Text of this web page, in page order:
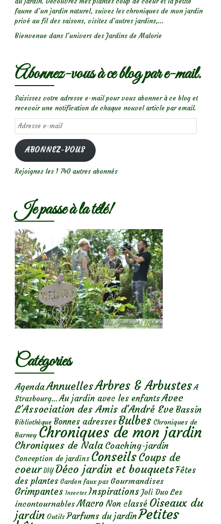
faune d’un jardin naturel, suivez les chroniques de mon jardin
privé au fil des saisons, visitez d’autres jardins,...
Bienvenue dans l’univers des Jardins de Malorie
Abonnez-vous à ce blog par e-mail.
Saisissez votre adresse e-mail pour vous abonner à ce blog et
recevoir une notification de chaque nouvel article par email.
Adresse
e-
mail
ABONNEZ-VOUS
Rejoignez les 1 740 autres abonnés
Je passe à la télé!
Catégories
AgendaAnnuellesArbres & Arbustes A
Strasbourg... Au jardin avec les enfantsAvec
L'Association des Amis d'André Eve Bassin
Bibliothèque Bonnes adresses Bulbes Chroniques de
Barney Chroniques de mon jardin
Chroniques de Nala Coaching-jardin
Conception de jardins ConseilsCoups de
coeur DIY Déco jardin et bouquetsFêtes
des plantes Garden faux pas Gourmandises
Grimpantes Insectes Inspirations Joli Duo Les
incontournables Macro Non classé Oiseaux du
jardin Outils Parfums du jardinPetites